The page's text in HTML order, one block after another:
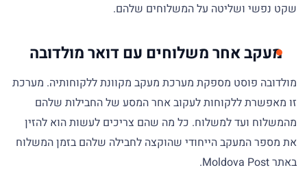
שקט נפשי ושליטה על המשלוחים שלהם.
מעקב אחר משלוחים עם דואר מולדובה
מולדובה פוסט מספקת מערכת מעקב מקוונת ללקוחותיה. מערכת
זו מאפשרת ללקוחות לעקוב אחר המסע של החבילות שלהם
מהמשלוח ועד למשלוח. כל מה שהם צריכים לעשות הוא להזין
את מספר המעקב הייחודי שהוקצה לחבילה שלהם בזמן המשלוח
באתר Moldova Post.